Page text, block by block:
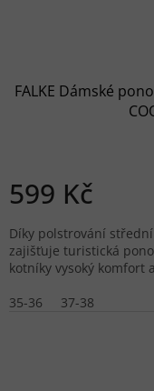
FALKE Dámské
599 Kč
Díky polstrování
zajišťuje turistická
kotníky vysoký
35-36
37-38